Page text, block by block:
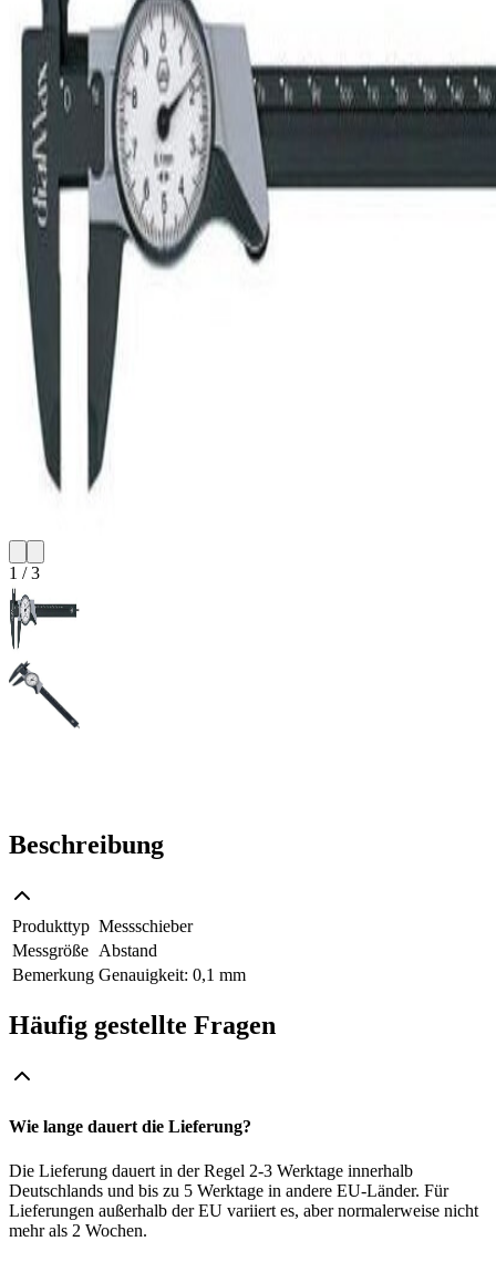
1 /3
Beschreibung
Produkttyp Messschieber
Messgröße Abstand
Bemerkung Genauigkeit: 0,1 mm
Häufig gestellte Fragen
Wie lange dauert die Lieferung?
Die Lieferung dauert in der Regel 2-3 Werktage innerhalb
Deutschlands und bis zu 5 Werktage in andere EU-Länder. Für
Lieferungen außerhalb der EU variiert es, aber normalerweise nicht
mehr als 2 Wochen.